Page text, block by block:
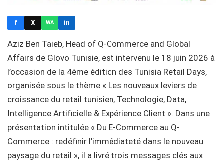
f X WA in
Aziz Ben Taieb, Head of Q-Commerce and Global
Affairs de Glovo Tunisie, est intervenu le 18 juin 2026 à
l’occasion de la 4ème édition des Tunisia Retail Days,
organisée sous le thème « Les nouveaux leviers de
croissance du retail tunisien, Technologie, Data,
Intelligence Artificielle & Expérience Client ». Dans une
présentation intitulée « Du E-Commerce au Q-
Commerce : redéfinir l’immédiateté dans le nouveau
paysage du retail », il a livré trois messages clés aux